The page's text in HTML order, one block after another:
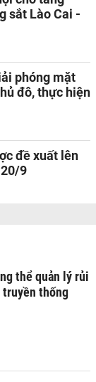
sắt Lào Cai -
phóng mặt
đô, thực hiện
đề xuất lên
9
thể quản lý rủi
truyền thống